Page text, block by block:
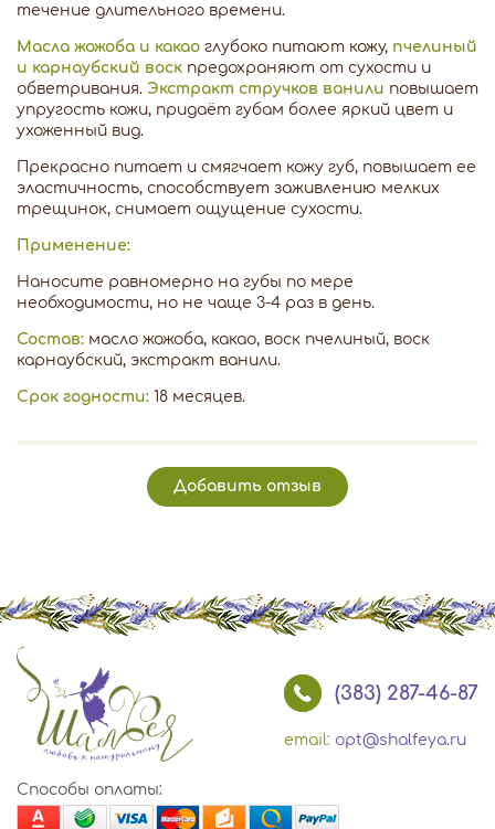
течение длительного времени.
Масла жожоба и какао глубоко питают кожу, пчелиный
и карнаубский воск предохраняют от сухости и
обветривания. Экстракт стручков ванили повышает
упругость кожи, придаёт губам более яркий цвет и
ухоженный вид.
Прекрасно питает и смягчает кожу губ, повышает ее
эластичность, способствует заживлению мелких
трещинок, снимает ощущение сухости.
Применение:
Наносите равномерно на губы по мере
необходимости, но не чаще 3-4 раз в день.
Состав: масло жожоба, какао, воск пчелиный, воск
карнаубский, экстракт ванили.
Срок годности: 18 месяцев.
Добавить отзыв
(383) 287-46-87
email: opt@shalfeya.ru
Способы оплаты: